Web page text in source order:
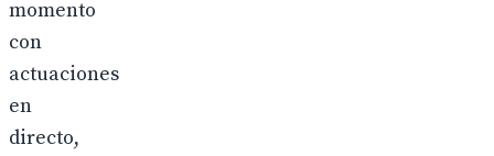
momento
con
actuaciones
en
directo,